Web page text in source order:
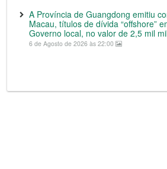
A Província de Guangdong emitiu
Macau, títulos de dívida “offshore”
Governo local, no valor de 2,5 mil
6 de Agosto de 2026 às 22:00